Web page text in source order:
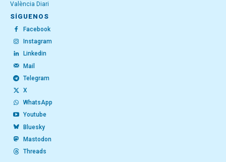
València Diari
SÍGUENOS
Facebook
Instagram
Linkedin
Mail
Telegram
X
WhatsApp
Youtube
Bluesky
Mastodon
Threads